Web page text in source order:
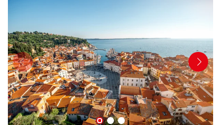
Bus mieten
Katalog anfordern
Uber uns